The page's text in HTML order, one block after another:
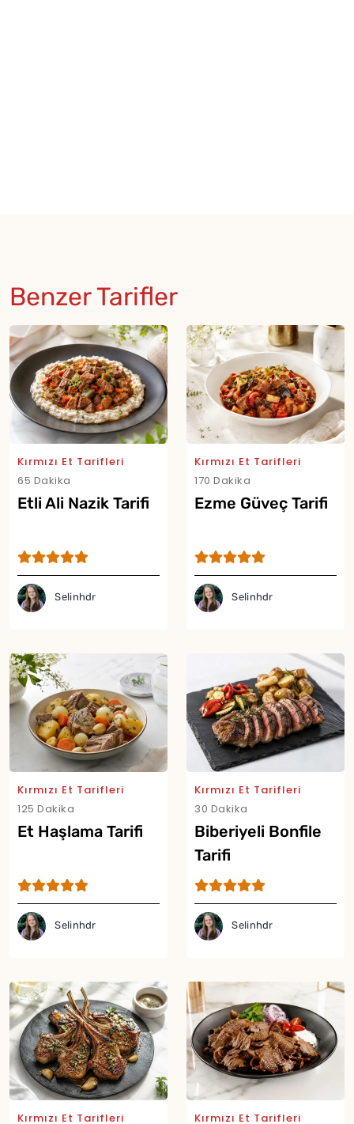
Benzer Tarifler
Kırmızı Et Tarifleri
65 Dakika
Etli Ali Nazik Tarifi
Selinhdr
Kırmızı Et Tarifleri
170 Dakika
Ezme Güveç Tarifi
Selinhdr
Kırmızı Et Tarifleri
125 Dakika
Et Haşlama Tarifi
Selinhdr
Kırmızı Et Tarifleri
30 Dakika
Biberiyeli Bonfile
Tarifi
Selinhdr
Kırmızı Et Tarifleri
Kırmızı Et Tarifleri